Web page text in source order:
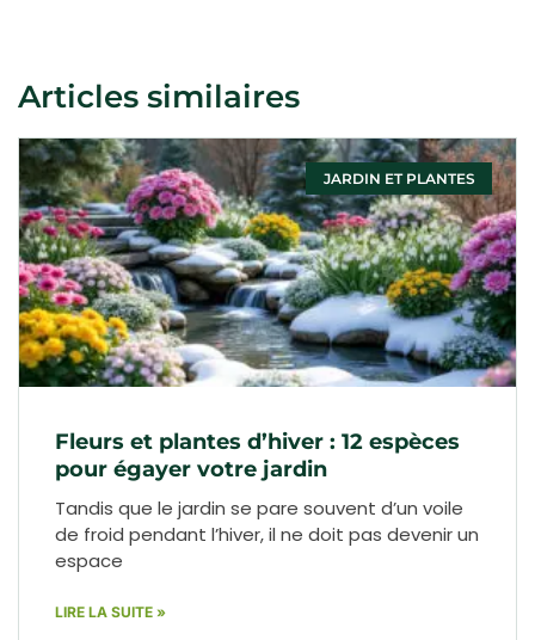
Articles similaires
JARDIN ET PLANTES
Fleurs et plantes d’hiver : 12 espèces
pour égayer votre jardin
Tandis que le jardin se pare souvent d’un voile
de froid pendant l’hiver, il ne doit pas devenir un
espace
LIRE LA SUITE »